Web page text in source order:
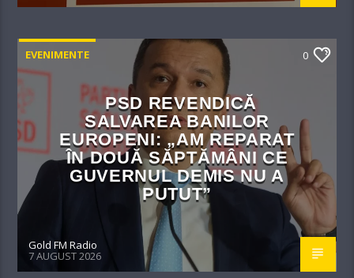
EVENIMENTE 0
PSD REVENDICĂ
SALVAREA BANILOR
EUROPENI: „AM REPARAT
ÎN DOUĂ SĂPTĂMÂNI CE
GUVERNUL DEMIS NU A
PUTUT”
Gold FM Radio
7 AUGUST 2026